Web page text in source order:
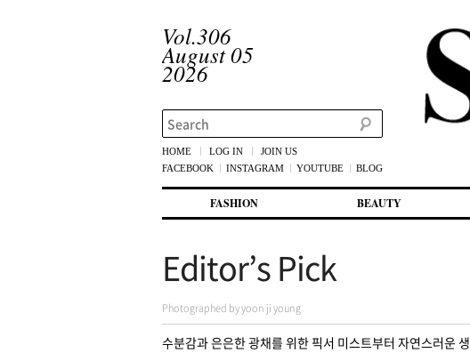
Vol.306
August 05
2026
Search
HOME LOG IN
JOIN US
FACEBOOK
INSTAGRAM YOUTUBE BLOG
첫번째 컨텐츠로 뛰어넘기
두번째 컨텐츠로 뛰어넘기
FASHION BEAUTY
Editor’s Pick
Photographed by yoon ji young
수분감과 은은한 광채를 위한 픽서 미스트부터 자연스러운